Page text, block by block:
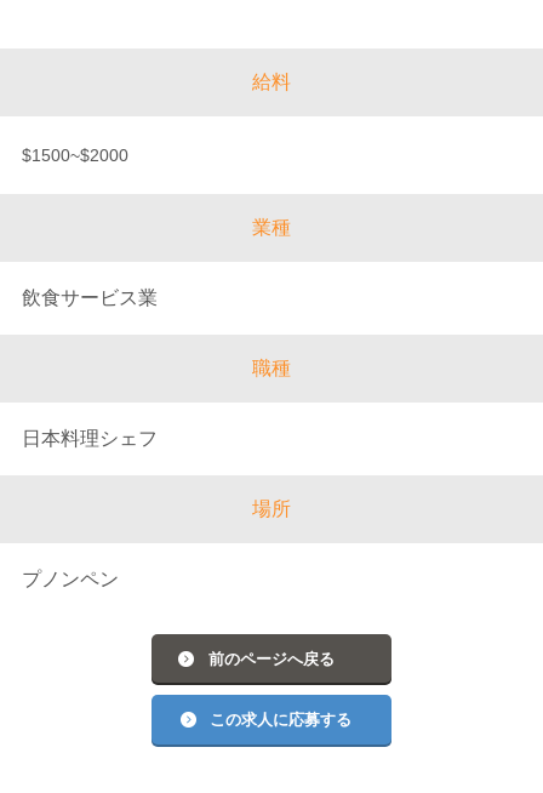
給料
$1500~$2000
業種
飲食サービス業
職種
日本料理シェフ
場所
プノンペン
前のページへ戻る
この求人に応募する